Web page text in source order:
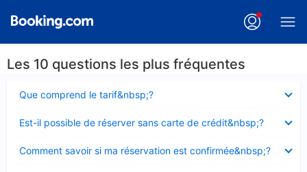
Les 10 questions les plus fréquentes
Que comprend le tarif&nbsp;?
fermé
Est-il possible de réserver sans carte de crédit&nbsp;?
fermé
Comment savoir si ma réservation est confirmée&nbsp;?
fermé